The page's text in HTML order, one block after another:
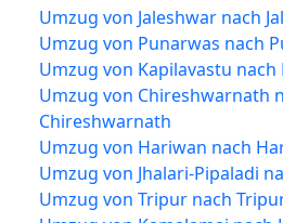
Umzug von Jaleshwar nach
Umzug von Punarwas nach
Umzug von Kapilavastu nach
Umzug von Chireshwarnath
Chireshwarnath
Umzug von Hariwan nach
Umzug von Jhalari-Pipaladi
Umzug von Tripur nach